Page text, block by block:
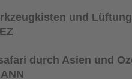
und
durch Asien und